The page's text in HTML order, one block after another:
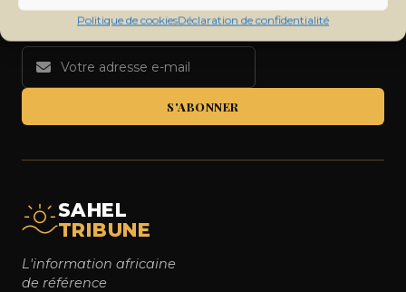
Politique de cookiesDéclaration de confidentialité
S'ABONNER
SAHEL
TRIBUNE
L'information africaine
de référence